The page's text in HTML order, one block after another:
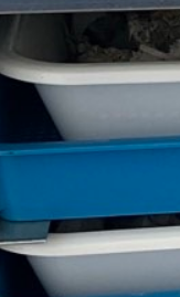
松市浜北区東美薗182
586-7876
店舗評価